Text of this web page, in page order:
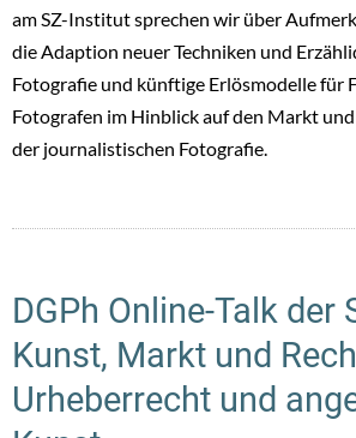
am SZ-Institut sprechen wir über
die Adaption neuer Techniken und
Fotografie und künftige Erlösmodelle für
Fotografen im Hinblick auf den Markt
der journalistischen Fotografie.
DGPh Online-Talk der
Kunst, Markt und
Urheberrecht und